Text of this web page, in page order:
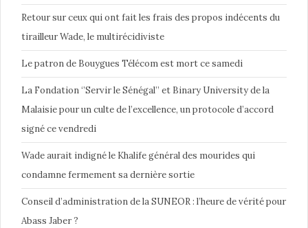
Retour sur ceux qui ont fait les frais des propos indécents du
tirailleur Wade, le multirécidiviste
Le patron de Bouygues Télécom est mort ce samedi
La Fondation ‘’Servir le Sénégal’’ et Binary University de la
Malaisie pour un culte de l’excellence, un protocole d’accord
signé ce vendredi
Wade aurait indigné le Khalife général des mourides qui
condamne fermement sa dernière sortie
Conseil d’administration de la SUNEOR : l’heure de vérité pour
Abass Jaber ?